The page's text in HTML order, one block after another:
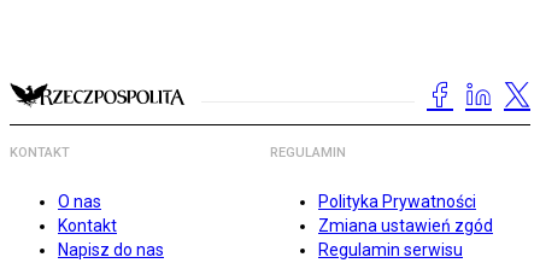
KONTAKT
O nas
Kontakt
Napisz do nas
REGULAMIN
Polityka Prywatności
Zmiana ustawień zgód
Regulamin serwisu